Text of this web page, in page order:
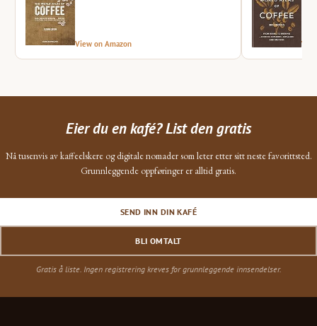
View on Amazon
Eier du en kafé? List den gratis
Nå tusenvis av kaffeelskere og digitale nomader som leter etter sitt neste favorittsted.
Grunnleggende oppføringer er alltid gratis.
SEND INN DIN KAFÉ
BLI OMTALT
Gratis å liste. Ingen registrering kreves for grunnleggende innsendelser.